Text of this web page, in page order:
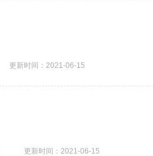
更新时间：2021-06-15
更新时间：2021-06-15